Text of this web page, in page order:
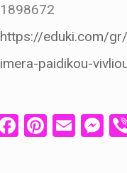
1898672
https://eduki.com/
imera-paidikou-
Fa Pi E M